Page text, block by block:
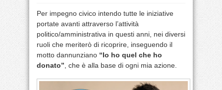
Per impegno civico intendo tutte le iniziative
portate avanti attraverso l’attività
politico/amministrativa in questi anni, nei diversi
ruoli che meriterò di ricoprire, inseguendo il
motto dannunziano “Io ho quel che ho
donato” , che è alla base di ogni mia azione.